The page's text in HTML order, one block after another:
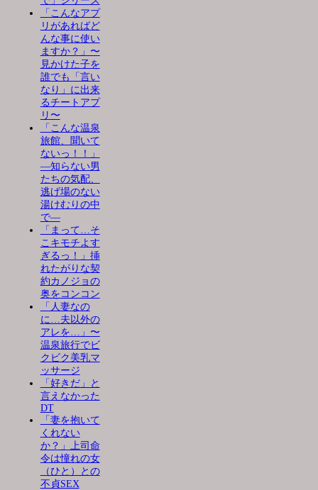
「こんなアプ
リがあればど
んな事に使い
ますか？」〜
見かけた子を
誰でも「言い
なり」に出来
るチートアプ
リ〜
「こんな温泉
旅館、聞いて
ないっ！！」
―知らない男
たちの気配、
逃げ場のない
湯けむりの中
で―
「まって…そ
こキモチよす
ぎるっ！」挿
れたがりな契
約カノジョの
奥をコンコン
「人妻なの
に…夫以外の
アレを…」〜
温泉旅行でビ
クビク美乳マ
ッサージ
「好きだ」と
言えなかった
DT
「妻を抱いて
くれない
か？」上司命
令は憧れの女
（ひと）との
不貞SEX